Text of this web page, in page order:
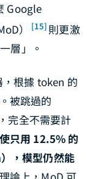
Google
）
[15] 則更激
層」。
根據 token 的
被跳過的
完全不需要計
只用 12.5% 的
，模型仍然能